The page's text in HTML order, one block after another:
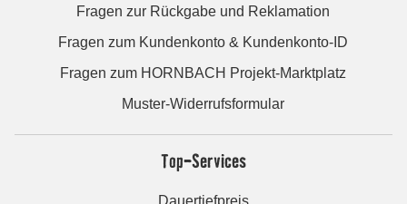
Fragen zur Rückgabe und Reklamation
Fragen zum Kundenkonto & Kundenkonto-ID
Fragen zum HORNBACH Projekt-Marktplatz
Muster-Widerrufsformular
Top-Services
Dauertiefpreis